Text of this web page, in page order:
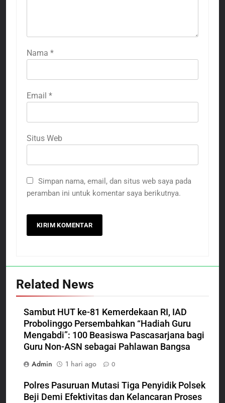
Nama *
Email *
Situs Web
Simpan nama, email, dan situs web saya pada
peramban ini untuk komentar saya berikutnya.
Related News
Sambut HUT ke-81 Kemerdekaan RI, IAD
Probolinggo Persembahkan “Hadiah Guru
Mengabdi”: 100 Beasiswa Pascasarjana bagi
Guru Non-ASN sebagai Pahlawan Bangsa
Admin
1 hari ago 0
Polres Pasuruan Mutasi Tiga Penyidik Polsek
Beji Demi Efektivitas dan Kelancaran Proses